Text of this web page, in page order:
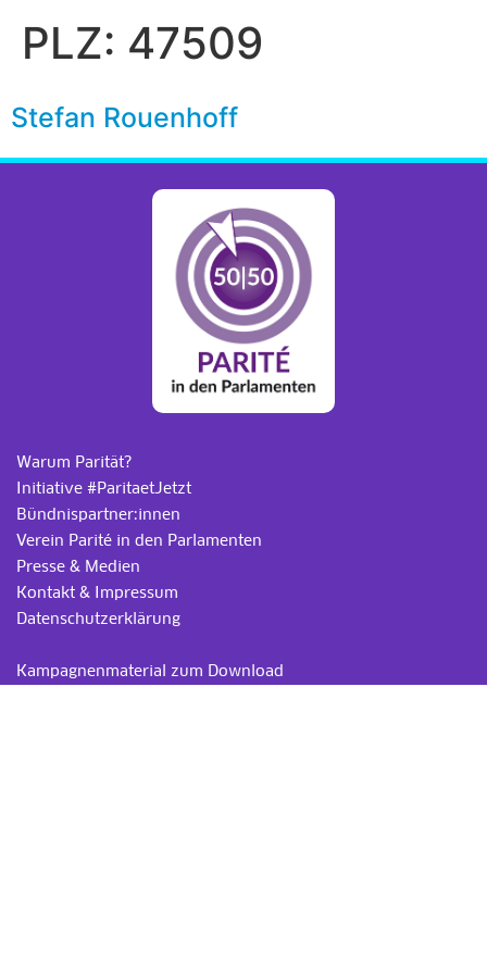
PLZ: 47509
Stefan Rouenhoff
Warum Parität?
Initiative #ParitaetJetzt
Bündnispartner:innen
Verein Parité in den Parlamenten
Presse & Medien
Kontakt & Impressum
Datenschutzerklärung
Kampagnenmaterial zum Download